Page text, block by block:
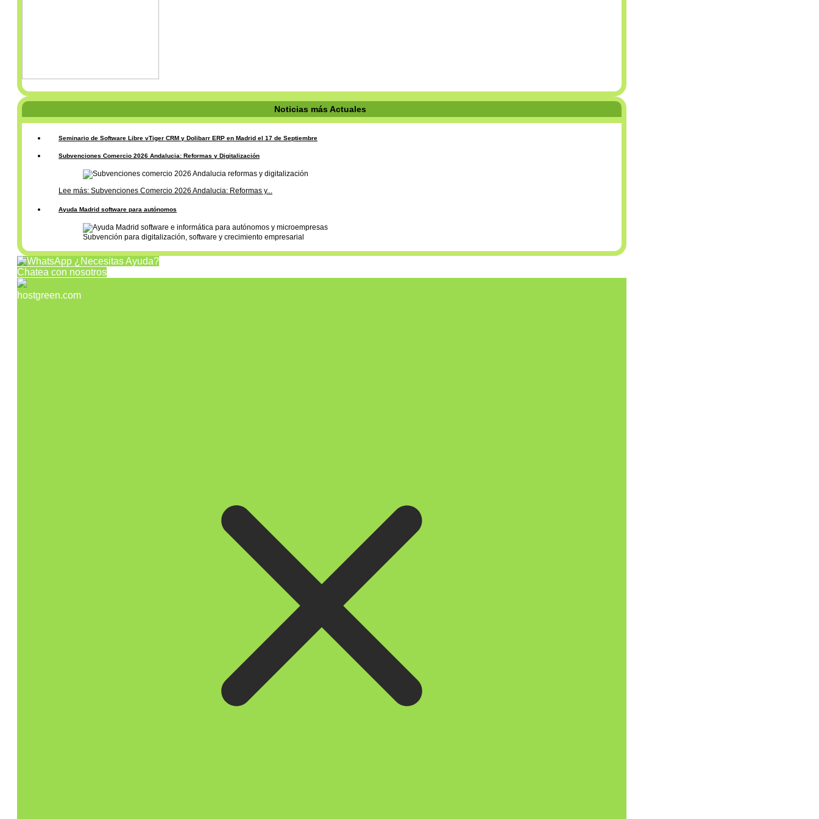
Noticias más Actuales
Seminario de Software Libre vTiger CRM y Dolibarr ERP en Madrid el 17 de Septiembre
Subvenciones Comercio 2026 Andalucia: Reformas y Digitalización
Lee más: Subvenciones Comercio 2026 Andalucia: Reformas y...
Ayuda Madrid software para autónomos
Subvención para digitalización, software y crecimiento empresarial
¿Necesitas Ayuda?
Chatea con nosotros
hostgreen.com